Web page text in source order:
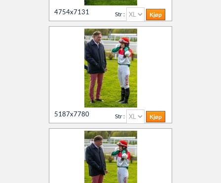
4754x7131 Str :
5187x7780 Str :